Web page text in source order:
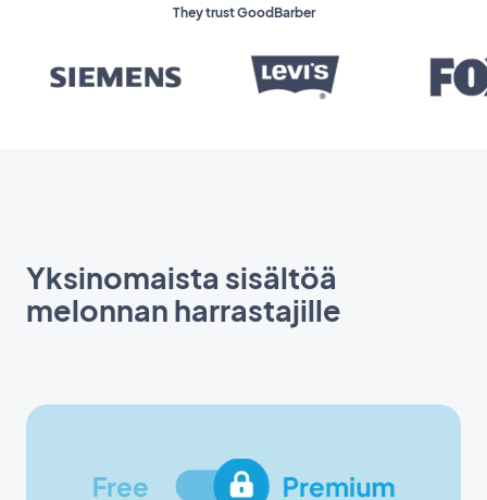
They trust GoodBarber
Yksinomaista sisältöä
melonnan harrastajille